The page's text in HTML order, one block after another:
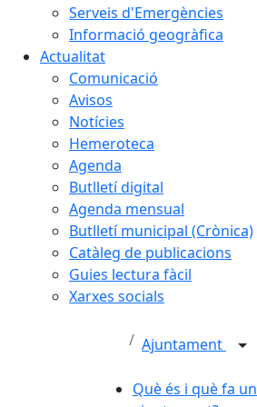
Serveis d'Emergències
Informació geogràfica
Actualitat
Comunicació
Avisos
Notícies
Hemeroteca
Agenda
Butlletí digital
Agenda mensual
Butlletí municipal (Crònica)
Catàleg de publicacions
Guies lectura fàcil
Xarxes socials
Ajuntament
Què és i què fa un